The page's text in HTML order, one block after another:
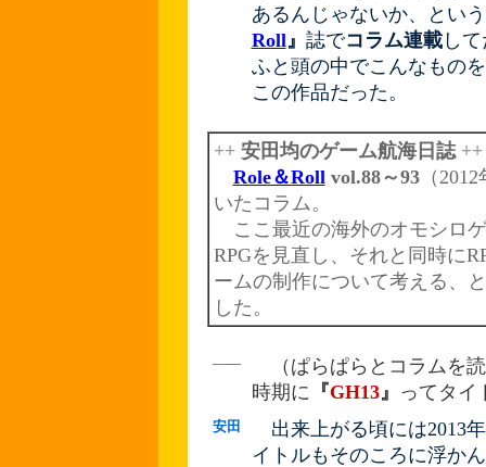
あるんじゃないか、とい
Roll』 誌でコラム連載して
ふと頭の中でこんなもの
この作品だった。
++安田均のゲーム航海日誌 ++
Role＆Roll vol.88～93（2012
いたコラム。
ここ最近の海外のオモシロ
RPGを見直し、それと同時に
ームの制作について考える、
した。
――
（ぱらぱらとコラムを
時期に 『GH13』 ってタイ
安田
出来上がる頃には2013
イトルもそのころに浮か